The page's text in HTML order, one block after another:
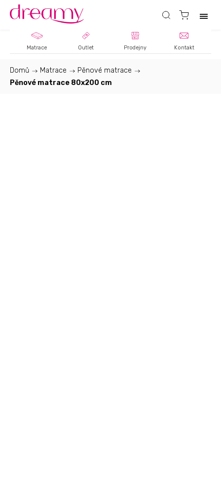
Matrace Outlet Prodejny Kontakt
Domů / Matrace / Pěnové matrace /
Pěnové matrace 80x200 cm